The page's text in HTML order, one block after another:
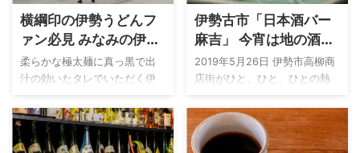
で。 「!??・・えっ」 駐車
場に車を駐め、人で溢れかえ
ったおはらい町通り。赤福本
店を通り過ぎてすぐのところ
で、牡蠣好きが目を輝かせて
お店の名前は答志島 浜与本店
...
ンテナを張っていることでし
ょう。 実は僕は既にタピオカ
の次にくるドリンクを見つけ
てしまいました。 しかも、僕
が住む三重県伊勢市内にある
供するお店の名は・・・
AMAMILIVING(アマミリビン
グ)さんが提供する”伊 ...
横綱印の伊勢うどんフ
ァン必見 みなみの伊勢
うどん工場祭りに行っ
てきた
柔らかな極太麺に真っ黒で出
汁の効いたタレでいただく伊
勢の郷土食といえば？そう、
伊勢うどんですね。お伊勢参
りに観光で訪れた方は手こね
寿司と伊勢うどんの定番セッ
伊勢古市「日本酒バー
麻吉」 今宵は地の酒と
肴で友と酔う
2019年5月26日 伊勢市高柳商
店街がひと、ひと、ひとの熱
気で埋め尽くした伊勢志摩
SAKEサミット2019。 三重県
の地酒が一同に介し、うまい
酒の肴とともに参加者は味わ